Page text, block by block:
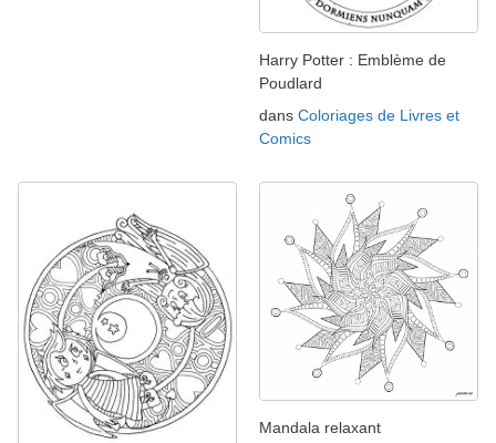
Harry Potter : Emblème de
Poudlard
dans Coloriages de Livres et
Comics
Mandala relaxant